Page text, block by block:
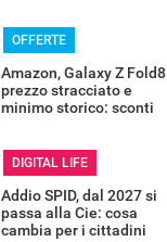
OFFERTE
Amazon, Galaxy Z Fold8
prezzo stracciato e
minimo storico: sconti
DIGITAL LIFE
Addio SPID, dal 2027 si
passa alla Cie: cosa
cambia per i cittadini